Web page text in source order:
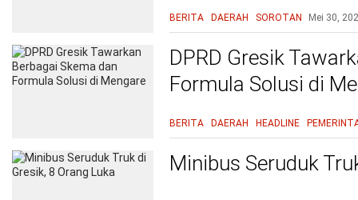
BERITA DAERAH SOROTAN Mei 30,
DPRD Gresik
Formula Solusi di
BERITA DAERAH HEADLINE
Minibus Seruduk